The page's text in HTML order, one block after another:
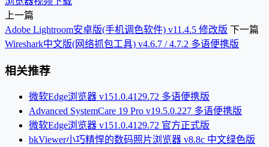
上一篇
Adobe Lightroom安卓版(手机调色软件) v11.4.5 修改版 下一篇
Wireshark中文版(网络抓包工具) v4.6.7 / 4.7.2 多语便携版
相关推荐
微软Edge浏览器 v151.0.4129.72 多语便携版
Advanced SystemCare 19 Pro v19.5.0.227 多语便携版
微软Edge浏览器 v151.0.4129.72 官方正式版
bkViewer小巧精悍的数码照片浏览器 v8.8c 中文绿色版